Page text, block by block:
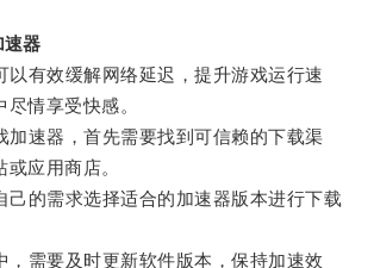
速器
有效缓解网络延迟，提升游戏运行速
情享受快感。
速器，首先需要找到可信赖的下载渠
应用商店。
的需求选择适合的加速器版本进行下载
需要及时更新软件版本，保持加速效